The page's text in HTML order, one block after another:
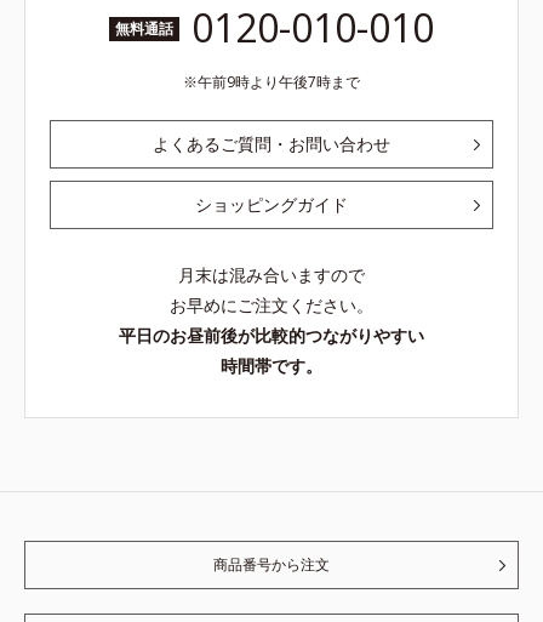
無料通話 0120-010-010
午前9時より午後7時まで
よくあるご質問・お問い合わせ
ショッピングガイド
月末は混み合いますので
お早めにご注文ください。
平日のお昼前後が比較的つながりやすい
時間帯です。
商品番号から注文